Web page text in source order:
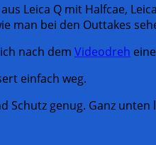
Leica Q mit Halfcae,
man bei den Outtakes
nach dem Videodreh
einfach weg.
Schutz genug. Ganz